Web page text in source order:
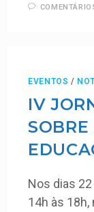
EVENTOS /
IV
Nos dias
14h às